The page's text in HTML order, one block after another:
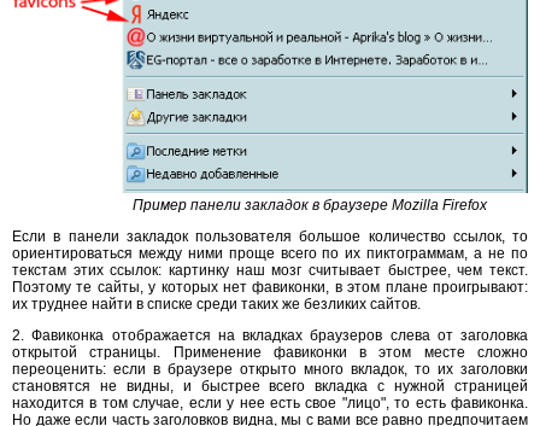
Пример панели закладок в браузере Mozilla Firefox
Если в панели закладок пользователя большое количество ссылок, то
ориентироваться между ними проще всего по их пиктограммам, а не по
текстам этих ссылок: картинку наш мозг считывает быстрее, чем текст.
Поэтому те сайты, у которых нет фавиконки, в этом плане проигрывают:
их труднее найти в списке среди таких же безликих сайтов.
2. Фавиконка отображается на вкладках браузеров слева от заголовка
открытой страницы. Применение фавиконки в этом месте сложно
переоценить: если в браузере открыто много вкладок, то их заголовки
становятся не видны, и быстрее всего вкладка с нужной страницей
находится в том случае, если у нее есть свое "лицо", то есть фавиконка.
Но даже если часть заголовков видна, мы с вами все равно предпочитаем